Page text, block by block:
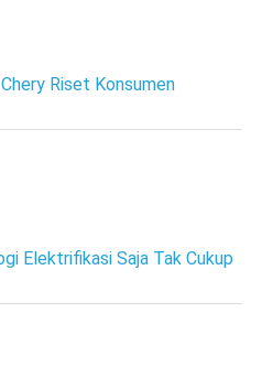
Riset Konsumen
Elektrifikasi Saja Tak Cukup